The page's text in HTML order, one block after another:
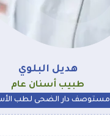
هديل البلوي
طبيب أسنان عام
مستوصف دار الضحى لطب